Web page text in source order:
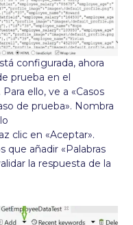
configurada, ahora
prueba en el
ello, ve a «Casos
de prueba». Nombra
clic en «Aceptar».
que añadir «Palabras
la respuesta de la